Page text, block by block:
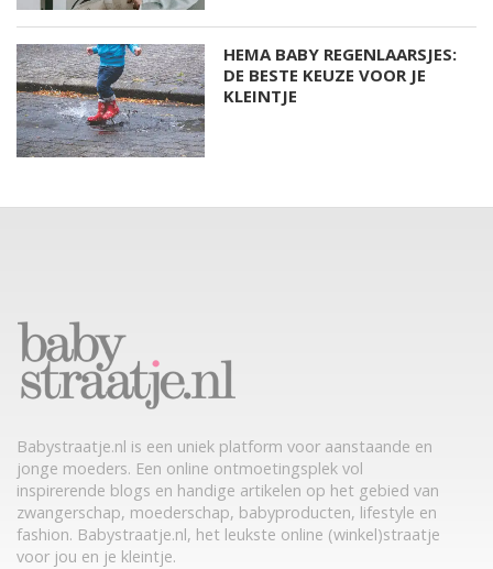
HEMA BABY REGENLAARSJES:
DE BESTE KEUZE VOOR JE
KLEINTJE
Babystraatje.nl is een uniek platform voor aanstaande en
jonge moeders. Een online ontmoetingsplek vol
inspirerende blogs en handige artikelen op het gebied van
zwangerschap, moederschap, babyproducten, lifestyle en
fashion. Babystraatje.nl, het leukste online (winkel)straatje
voor jou en je kleintje.